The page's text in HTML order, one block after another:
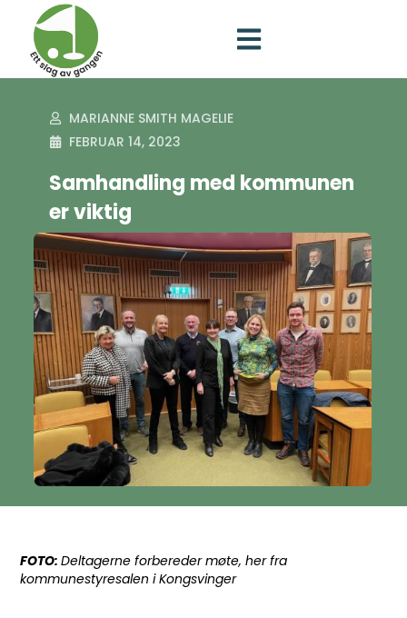
MARIANNE SMITH MAGELIE
FEBRUAR 14, 2023
Samhandling med kommunen
er viktig
FOTO:Deltagerne forbereder møte, her fra
kommunestyresalen i Kongsvinger